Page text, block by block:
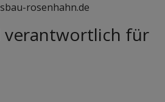
rosenhahn.de
verantwortlich für